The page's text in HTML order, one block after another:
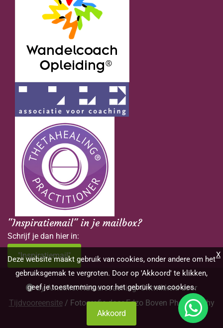
"Inspiratiemail" in je mailbox?
Schrijf je dan hier in:
"Inspiratiemail"
by Amethist Natuurcoaching. Ontwikkeld door
Tijdvooreensite/ Fotografie door Edzo Boven Photography
website
Deze website maakt gebruik van cookies, onder andere om het
gebruiksgemak te vergroten. Door op 'Akkoord' te klikken,
geef je toestemming voor het gebruik van cookies.
Akkoord
X